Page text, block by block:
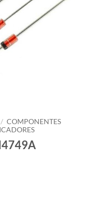
/ COMPONENTES